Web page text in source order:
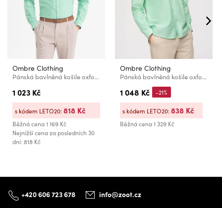
Ombre Clothing
Pánská bavlněná košile oxford v pastelových barvách - mátová Ombre Clothing
1 023 Kč
Běžná cena1 169 Kč
Nejnižší cena za posledních 30
dní: 818 Kč
s kódem LETO20:818 Kč
Ombre Clothing
Pánská bavlněná košile oxford v pastelových barvách - máta V4 K705 Ombre Clothing
1 048 Kč
Běžná cena1 329 Kč
-21%
s kódem LETO20:838 Kč
+420 606 723 678 info@zoot.cz